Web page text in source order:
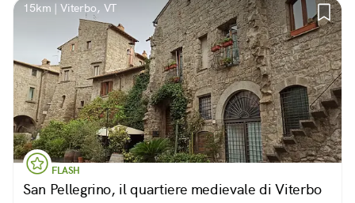
15km | Viterbo, VT
FLASH
San Pellegrino, il quartiere medievale di Viterbo